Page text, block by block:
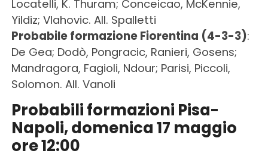
Locatelli, K. Thuram; Conceicao, McKennie,
Yildiz; Vlahovic. All. Spalletti
Probabile formazione Fiorentina (4-3-3):
De Gea; Dodò, Pongracic, Ranieri, Gosens;
Mandragora, Fagioli, Ndour; Parisi, Piccoli,
Solomon. All. Vanoli
Probabili formazioni Pisa-
Napoli, domenica 17 maggio
ore 12:00